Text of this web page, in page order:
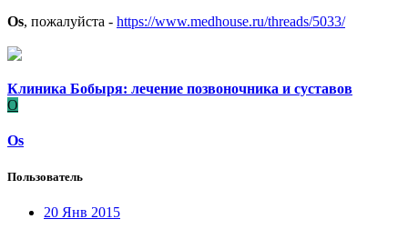
Os, пожалуйста - https://www.medhouse.ru/threads/5033/
Клиника Бобыря: лечение позвоночника и суставов
O
Os
Пользователь
20 Янв 2015